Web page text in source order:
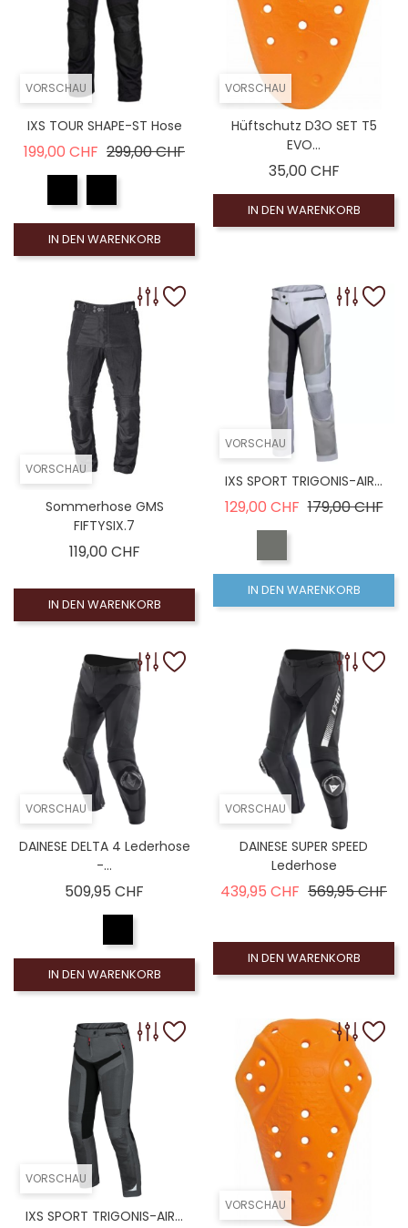
VORSCHAU
IXS TOUR SHAPE-ST Hose
199,00 CHF Verkaufspreis
299,00 CHFPreis
IN DEN WARENKORB
VORSCHAU
Hüftschutz D3O SET T5
EVO...
35,00 CHFPreis
IN DEN WARENKORB
VORSCHAU
Sommerhose GMS
FIFTYSIX.7
119,00 CHFPreis
IN DEN WARENKORB
VORSCHAU
IXS SPORT TRIGONIS-AIR...
129,00 CHF Verkaufspreis
179,00 CHF
IN DEN WARENKORB
VORSCHAU
DAINESE DELTA 4 Lederhose
-...
509,95 CHF
IN DEN WARENKORB
VORSCHAU
DAINESE SUPER SPEED
Lederhose
439,95 CHF Verkaufspreis
569,95 CHF
IN DEN WARENKORB
VORSCHAU
IXS SPORT TRIGONIS-AIR...
VORSCHAU